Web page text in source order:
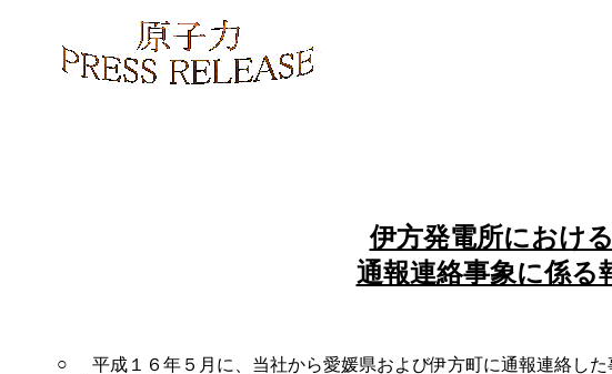
伊方発電所におけ
通報連絡事象に係る
○
平成１６年５月に、当社から愛媛県および伊方町に通報連絡し